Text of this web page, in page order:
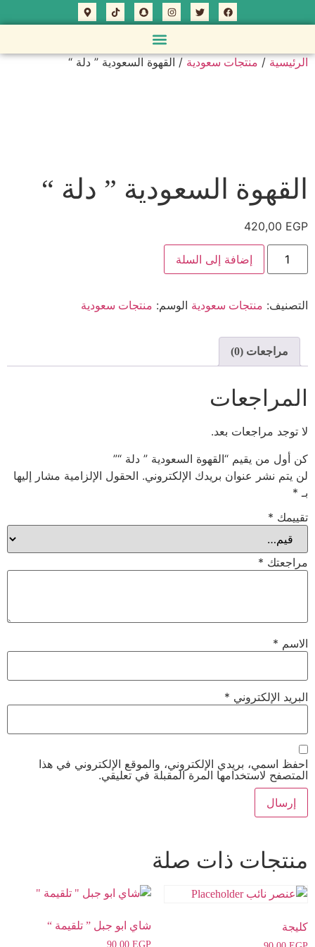
الرئيسية / منتجات سعودية / القهوة السعودية ” دلة “
القهوة السعودية ” دلة “
420,00 EGP
إضافة إلى السلة
التصنيف: منتجات سعودية الوسم: منتجات سعودية
مراجعات (0)
المراجعات
لا توجد مراجعات بعد.
كن أول من يقيم “القهوة السعودية ” دلة “”
لن يتم نشر عنوان بريدك الإلكتروني. الحقول الإلزامية مشار إليها
بـ *
تقييمك *
مراجعتك *
الاسم *
البريد الإلكتروني *
احفظ اسمي، بريدي الإلكتروني، والموقع الإلكتروني في هذا
المتصفح لاستخدامها المرة المقبلة في تعليقي.
منتجات ذات صلة
كليجة شاي ابو جبل ” تلقيمة “
90,00EGP